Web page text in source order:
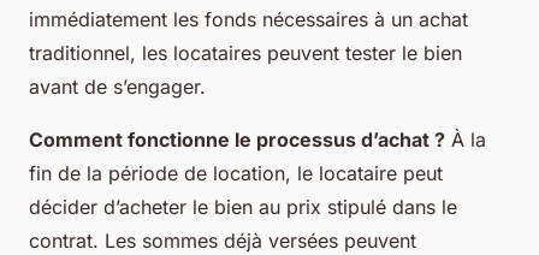
immédiatement les fonds nécessaires à un achat
traditionnel, les locataires peuvent tester le bien
avant de s’engager.
Comment fonctionne le processus d’achat ? À la
fin de la période de location, le locataire peut
décider d’acheter le bien au prix stipulé dans le
contrat. Les sommes déjà versées peuvent